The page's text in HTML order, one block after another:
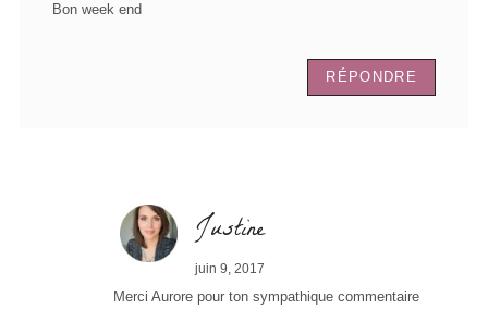
Bon week end
RÉPONDRE
Justine
juin 9, 2017
Merci Aurore pour ton sympathique commentaire